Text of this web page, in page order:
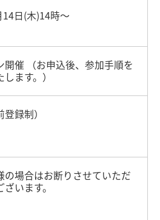
日(木)14時～
開催 （お申込後、参加手順を
ます。）
録制）
の場合はお断りさせていただ
います。